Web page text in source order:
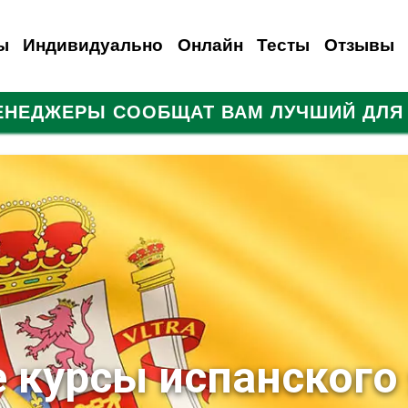
Итальянский Русский Польский
Индивидуально
Испанский Итальянский Турецкий
Онлайн
Французский Итальянский Для иностранцев
Тесты Отзывы
СООБЩАТ ВАМ ЛУЧШИЙ ДЛЯ